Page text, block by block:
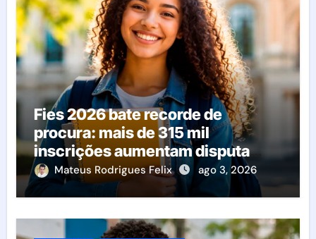
Fies 2026 bate recorde de
procura: mais de 315 mil
inscrições aumentam disputa
pelas vagas; veja o que acontece
agora
Mateus Rodrigues Felix ago 3, 2026